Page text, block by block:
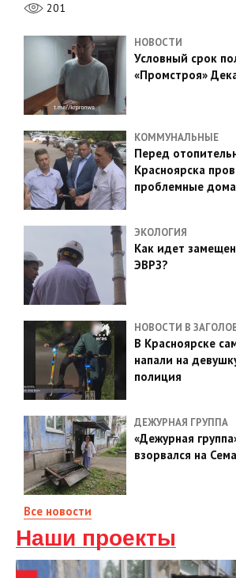
201
НОВОСТИ
Условный срок
«Промстроя»
КОММУНАЛЬНЫЕ
Перед
Красноярска
проблемные дома
ЭКОЛОГИЯ
Как идет
ЭВРЗ?
НОВОСТИ В
В Красноярске
напали на
полиция
ДЕЖУРНАЯ ГРУППА
«Дежурная
взорвался на
Все новости
Наши проекты